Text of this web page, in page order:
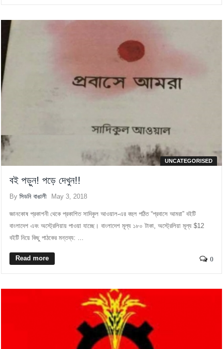
UNCATEGORISED
বই পড়ুন! পড়ে দেখুন!!
Byসিডনি বাঙালী May 3, 2018
জ্ঞানকোষ প্রকাশনী থেকে প্রকাশিত সাদিকুল আওয়াল-এর বহুল পঠিত “প্রবাসে আমরা” বইটি
বাংলাদেশ এবং অস্ট্রেলিয়ায় পাওয়া যাচ্ছে। বাংলাদেশ মূল্য ১৮০ টাকা, অস্ট্রেলিয়া মূল্য $12
বইটি নিয়ে কিছু পাঠকের মন্তব্য: ...
Read more 0